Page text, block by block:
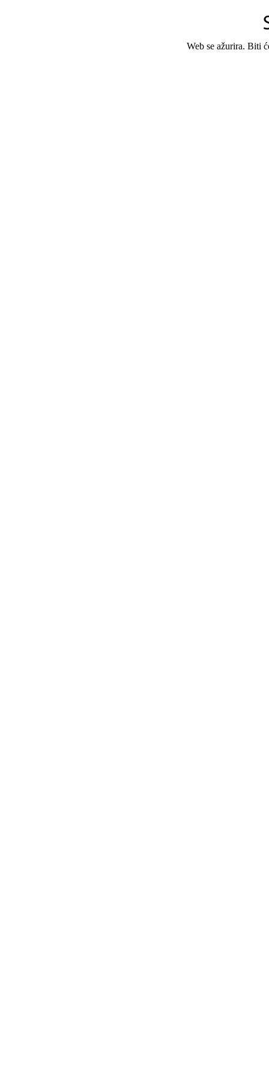
Web se ažurira. Biti